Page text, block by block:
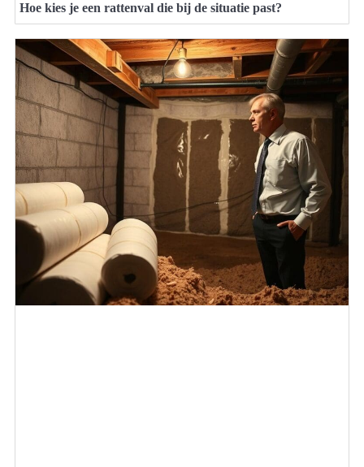
Hoe kies je een rattenval die bij de situatie past?